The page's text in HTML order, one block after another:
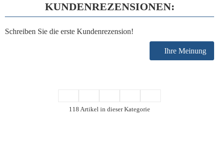
KUNDENREZENSIONEN:
Schreiben Sie die erste Kundenrezension!
Ihre Meinung
118 Artikel in dieser Kategorie